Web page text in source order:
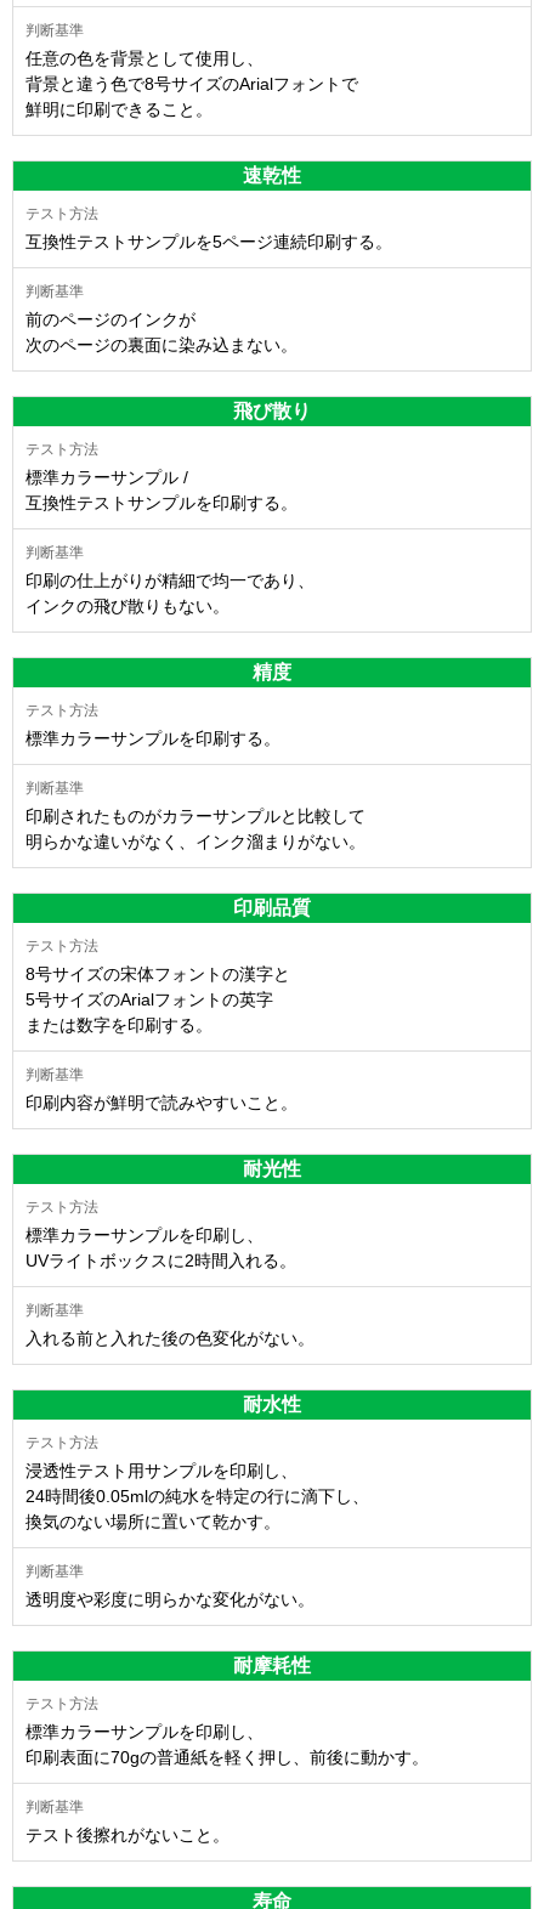
任意の色を背景として使用し、
背景と違う色で8号サイズのArialフォントで
鮮明に印刷できること。
速乾性
互換性テストサンプルを5ページ連続印刷する。
前のページのインクが
次のページの裏面に染み込まない。
飛び散り
標準カラーサンプル /
互換性テストサンプルを印刷する。
印刷の仕上がりが精細で均一であり、
インクの飛び散りもない。
精度
標準カラーサンプルを印刷する。
印刷されたものがカラーサンプルと比較して
明らかな違いがなく、インク溜まりがない。
印刷品質
8号サイズの宋体フォントの漢字と
5号サイズのArialフォントの英字
または数字を印刷する。
印刷内容が鮮明で読みやすいこと。
耐光性
標準カラーサンプルを印刷し、
UVライトボックスに2時間入れる。
入れる前と入れた後の色変化がない。
耐水性
浸透性テスト用サンプルを印刷し、
24時間後0.05mlの純水を特定の行に滴下し、
換気のない場所に置いて乾かす。
透明度や彩度に明らかな変化がない。
耐摩耗性
標準カラーサンプルを印刷し、
印刷表面に70gの普通紙を軽く押し、前後に動かす。
テスト後擦れがないこと。
寿命